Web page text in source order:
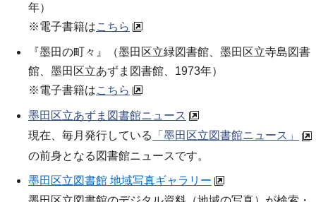
年）
※電子書籍はこちら
『墨田の町々』（墨田区立緑図書館、墨田区立寺島図書
館、墨田区立あずま図書館、1973年）
※電子書籍はこちら
墨田区立あずま図書館ニュース
現在、毎月発行している
「墨田区立図書館ニュース」
の前身となる図書館ニュースです。
墨田区立図書館 地域写真ギャラリー